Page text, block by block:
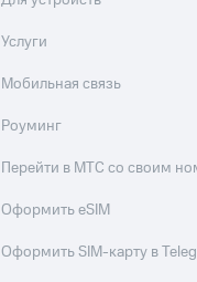
Услуги
Мобильная связь
Роуминг
Перейти в МТС со своим
Оформить eSIM
Оформить SIM-карту в